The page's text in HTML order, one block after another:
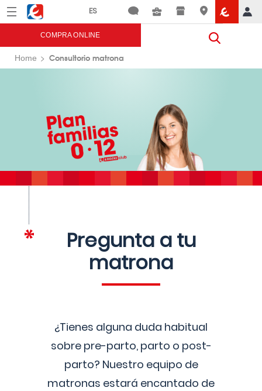
Menú Eroski
COMPRA ONLINE
Home Consultorio matrona
Pregunta a tu
matrona
¿Tienes alguna duda habitual
sobre pre-parto, parto o post-
parto? Nuestro equipo de
matronas estará encantado de